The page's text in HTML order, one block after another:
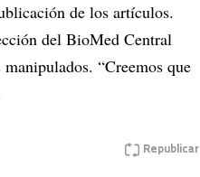
de los artículos.
del BioMed Central
“Creemos que
Republicar